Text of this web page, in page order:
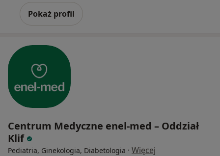
Pokaż profil
Centrum Medyczne enel-med – Oddział
Klif
Pediatria, Ginekologia, Diabetologia · Więcej